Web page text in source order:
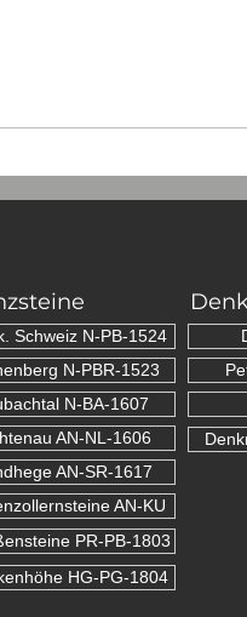
Schweiz N-PB-1524
N-PBR-1523
N-BA-1607
AN-NL-1606
AN-SR-1617
AN-KU
PR-PB-1803
HG-PG-1804